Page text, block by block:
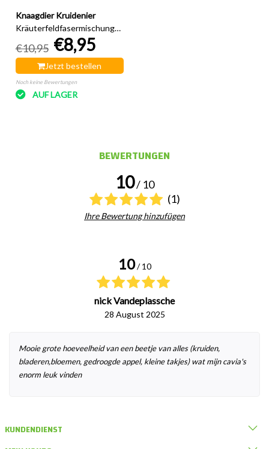
Knaagdier Kruidenier
Kräuterfeldfasermischung
300 Gramm
€10,95 €8,95
Jetzt bestellen
Noch keine Bewertungen
AUF LAGER
BEWERTUNGEN
10/ 10
(1)
Ihre Bewertung hinzufügen
10 / 10
nick Vandeplassche
28 August 2025
Mooie grote hoeveelheid van een beetje van alles (kruiden,
bladeren,bloemen, gedroogde appel, kleine takjes) wat mijn cavia's
enorm leuk vinden
KUNDENDIENST